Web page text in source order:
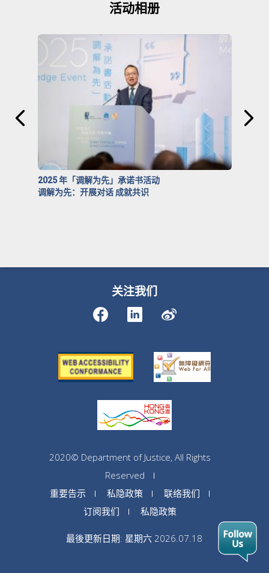
活动相册
2025 年「调解为先」承诺书活动
调解为先：开展对话 成就共识
关注我们
2020© Department of Justice, All Rights
Reserved
重要告示
私隐政策
联络我们
订阅我们
私隐政策
最後更新日期: 星期六 2026.07.18